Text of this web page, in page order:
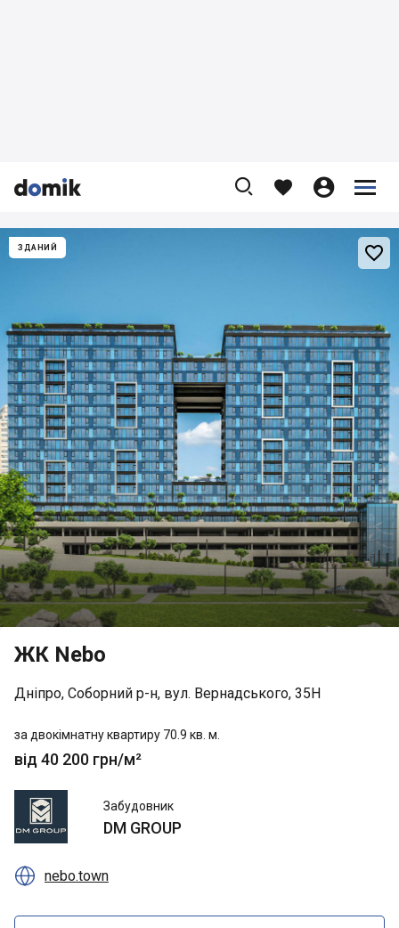


    


ЗДАНИЙ 
ЖК Nebo
Дніпро, Соборний р-н, вул. Вернадського, 35Н
за двокімнатну квартиру 70.9 кв. м.
від 40 200 грн/м²
DM
GROUP
Забудовник
DM GROUP
 nebo.town